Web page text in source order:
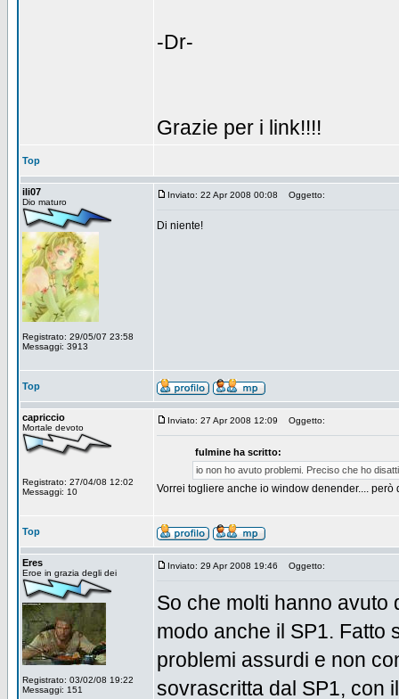
-Dr-
Grazie per i link!!!!
Top
ili07
Dio maturo
Registrato: 29/05/07 23:58
Messaggi: 3913
Inviato: 22 Apr 2008 00:08 Oggetto:
Di niente!
Top
capriccio
Mortale devoto
Registrato: 27/04/08 12:02
Messaggi: 10
Inviato: 27 Apr 2008 12:09 Oggetto:
fulmine ha scritto:
io non ho avuto problemi. Preciso che ho
Vorrei togliere anche io window denender....
Top
Eres
Eroe in grazia degli dei
Registrato: 03/02/08 19:22
Messaggi: 151
Inviato: 29 Apr 2008 19:46 Oggetto:
So che molti hanno
modo anche il SP1. Fatto
problemi assurdi e non
sovrascritta dal SP1, con